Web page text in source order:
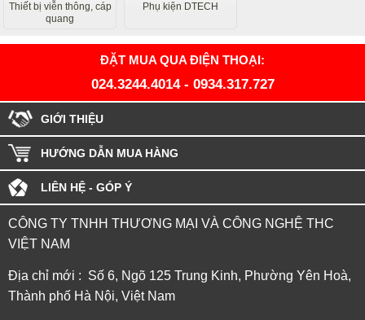
Thiết bị viễn thông, cáp
quang
Phụ kiện DTECH
ĐẶT MUA QUA ĐIỆN THOẠI:
024.3244.4014- 0934.317.727
GIỚI THIỆU
HƯỚNG DẪN MUA HÀNG
LIÊN HỆ - GÓP Ý
CÔNG TY TNHH THƯƠNG MẠI VÀ CÔNG NGHỆ THC
VIỆT NAM
Địa chỉ mới : Số 6, Ngõ 125 Trung Kinh, Phường Yên Hoà,
Thành phố Hà Nội, Việt Nam